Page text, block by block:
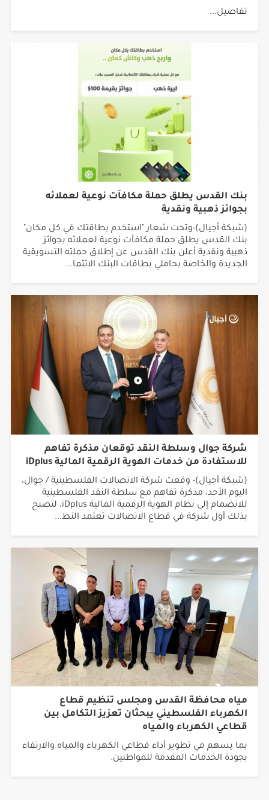
تفاصيل...
بنك القدس يطلق حملة مكافآت نوعية لعملائه
بجوائز ذهبية ونقدية
(شبكة أجيال)-وتحت شعار "استخدم بطاقتك في كل مكان"
بنك القدس يطلق حملة مكافآت نوعية لعملائه بجوائز
ذهبية ونقدية أعلن بنك القدس عن إطلاق حملته التسويقية
الجديدة والخاصة بحاملي بطاقات البنك الائتما...
شركة جوال وسلطة النقد توقعان مذكرة تفاهم
للاستفادة من خدمات الهوية الرقمية المالية iDplus
(شبكة أجيال)- وقعت شركة الاتصالات الفلسطينية / جوال،
اليوم الأحد، مذكرة تفاهم مع سلطة النقد الفلسطينية
للانضمام إلى نظام الهوية الرقمية المالية iDplus، لتصبح
بذلك أول شركة في قطاع الاتصالات تعتمد النظ...
مياه محافظة القدس ومجلس تنظيم قطاع
الكهرباء الفلسطيني يبحثان تعزيز التكامل بين
قطاعي الكهرباء والمياه
بما يسهم في تطوير أداء قطاعي الكهرباء والمياه والارتقاء
بجودة الخدمات المقدمة للمواطنين.